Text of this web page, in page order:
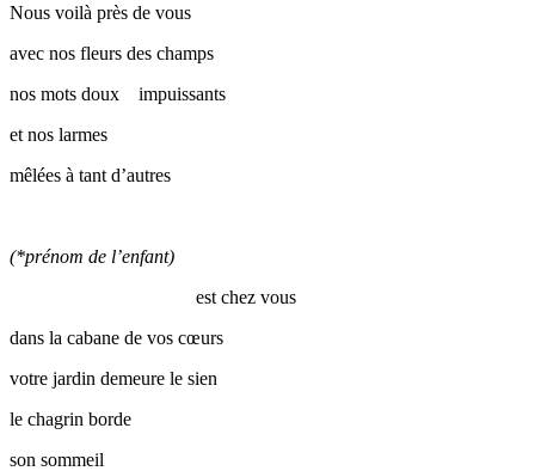
Nous voilà près de vous
avec nos fleurs des champs
nos mots doux impuissants
et nos larmes
mêlées à tant d’autres
(*prénom de l’enfant)
est chez vous
dans la cabane de vos cœurs
votre jardin demeure le sien
le chagrin borde
son sommeil